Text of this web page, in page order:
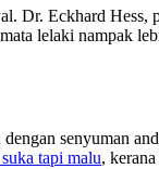
Dr. Eckhard Hess,
lelaki nampak
senyuman
tapi malu,